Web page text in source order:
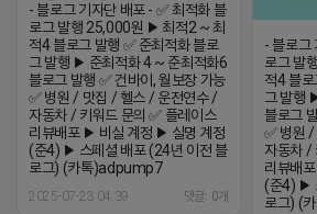
- 블로그 기자단 배포 - ✅ 최적화 블
로그 발행 25,000원 ▶ 최적2 ~ 최
적4 블로그 발행 ✅ 준최적화 블로
그 발행 ▶ 준최적화 4 ~ 준최적화6
블로그 발행 ✅ 건바이, 월보장 가능
✅ 병원 / 맛집 / 헬스 / 운전연수 /
자동차 / 키워드 문의 ✅ 플레이스
리뷰배포 ▶ 비실 계정 ▶ 실명 계정
(준4) ▶ 스페셜 배포 (24년 이전 블
로그) (카톡)adpump7
2025-07-23 04:39 댓글: 0개
- 블로그
로그 발
적4 블
그 발행
블로그
✅ 병원
자동차 /
리뷰배
(준4) ▶
로그) (